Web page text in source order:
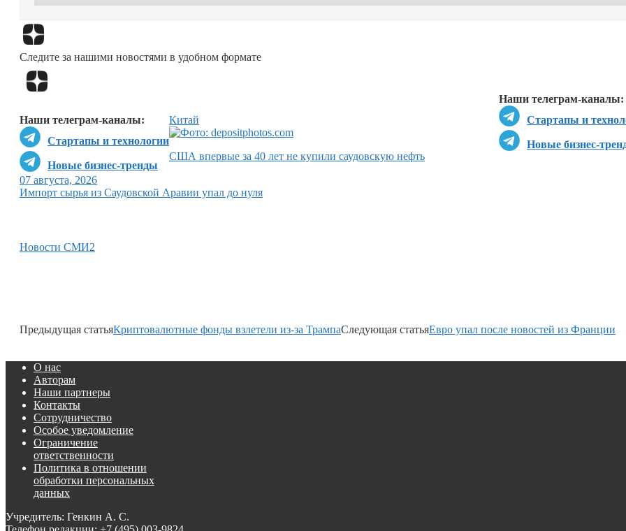
Следите за нашими новостями в удобном формате
Наши телеграм-каналы:
Стартапы и
Новые бизнес-
Наши телеграм-каналы:
Стартапы и технологии
Новые бизнес-тренды
Китай
США впервые за 40 лет не купили саудовскую нефть
07 августа, 2026
Импорт сырья из Саудовской Аравии упал до нуля
Новости СМИ2
Предыдущая статьяКриптовалютные фонды взлетели из-за ТрампаСледующая статьяЕвро упал после новостей из Франции
О нас
Авторам
Наши партнеры
Контакты
Сотрудничество
Особое уведомление
Ограничение
ответственности
Политика в отношении
обработки персональных
данных
Учредитель: Генкин А. С.